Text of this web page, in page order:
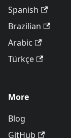
Spanish
Brazilian
Arabic
Türkçe
More
Blog
GitHub